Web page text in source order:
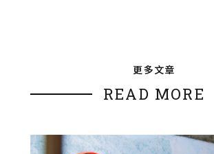
更多文章
READ MORE